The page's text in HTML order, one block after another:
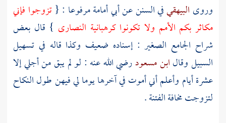
وروى البيهقيفي السنن عنأبي أمامةمرفوعا : {تزوجوا فإني
مكاثر بكم الأمم ولا تكونوا كرهبانية النصارى } قال بعض
شراح الجامع الصغير : إسناده ضعيف وكذا قاله في تسهيل
السبيل وقالابن مسعودرضي الله عنه : لو لم يبق من أجلي إلا
عشرة أيام وأعلم أني أموت في آخرها يوما لي فيهن طول النكاح
لتزوجت مخافة الفتنة .